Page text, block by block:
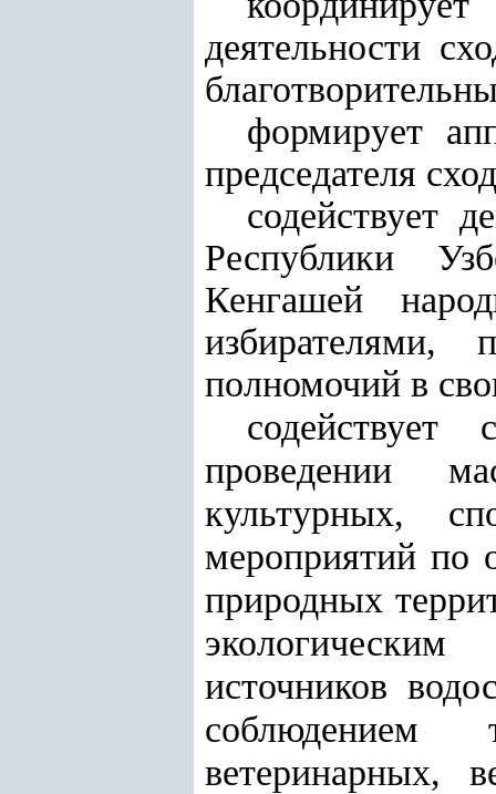
деятельности
формирует
председателя
содействует
Республики
Кенгашей
избирателями,
полномочий в
содействует
проведении
культурных,
мероприятий по
природных
источников
соблюдением
ветеринарных,